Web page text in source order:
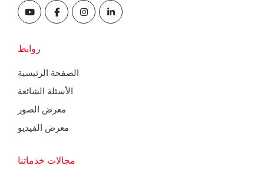
روابط
الصفحة الرئيسية
الأسئلة الشائعة
معرض الصور
معرض الفيديو
مجالات خدماتنا